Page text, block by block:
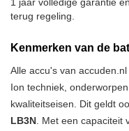
terug regeling.
Kenmerken van de
Alle accu's van
Ion techniek,
kwaliteitseisen. Dit geldt
LB3N . Met een